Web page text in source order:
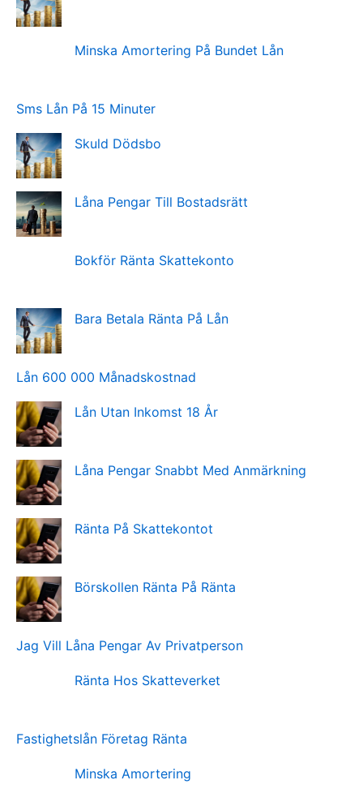
Minska Amortering På Bundet Lån
Sms Lån På 15 Minuter
Skuld Dödsbo
Låna Pengar Till Bostadsrätt
Bokför Ränta Skattekonto
Bara Betala Ränta På Lån
Lån 600 000 Månadskostnad
Lån Utan Inkomst 18 År
Låna Pengar Snabbt Med Anmärkning
Ränta På Skattekontot
Börskollen Ränta På Ränta
Jag Vill Låna Pengar Av Privatperson
Ränta Hos Skatteverket
Fastighetslån Företag Ränta
Minska Amortering